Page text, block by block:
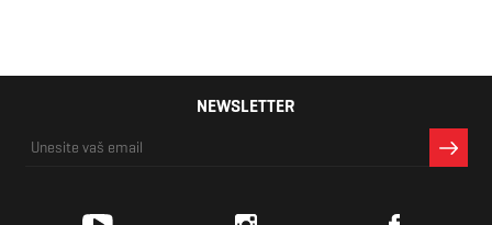
NEWSLETTER